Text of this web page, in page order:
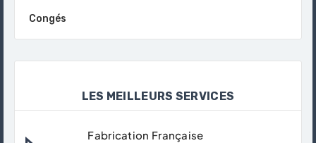
Congés
LES MEILLEURS SERVICES
Fabrication Française